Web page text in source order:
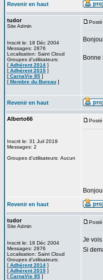
Revenir en haut
tudor
Site Admin
Inscrit le: 18 Déc 2004
Messages: 2876
Localisation: Saint Cloud
Groupes d'utilisateurs:
[ Adhérent 2014 ]
[ Adhérent 2015 ]
[ CarnaVie 85 ]
[ Membre du Bureau ]
Bonne
Revenir en haut
Alberto66
Inscrit le: 31 Juil 2019
Messages: 2
Groupes d'utilisateurs: Aucun
Revenir en haut
tudor
Site Admin
Inscrit le: 18 Déc 2004
Messages: 2876
Localisation: Saint Cloud
Groupes d'utilisateurs:
[ Adhérent 2014 ]
[ Adhérent 2015 ]
[ CarnaVie 85 ]
Je
Si